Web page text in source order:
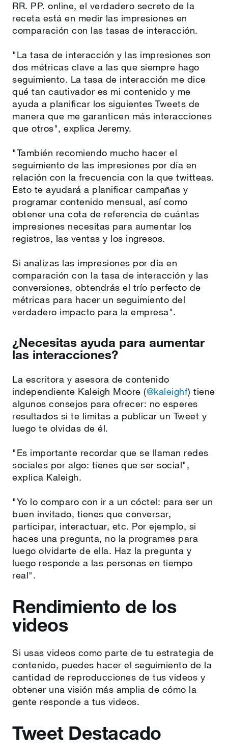
RR. PP. online, el verdadero secreto de la
receta está en medir las impresiones en
comparación con las tasas de interacción.
"La tasa de interacción y las impresiones son
dos métricas clave a las que siempre hago
seguimiento. La tasa de interacción me dice
qué tan cautivador es mi contenido y me
ayuda a planificar los siguientes Tweets de
manera que me garanticen más interacciones
que otros", explica Jeremy.
"También recomiendo mucho hacer el
seguimiento de las impresiones por día en
relación con la frecuencia con la que twitteas.
Esto te ayudará a planificar campañas y
programar contenido mensual, así como
obtener una cota de referencia de cuántas
impresiones necesitas para aumentar los
registros, las ventas y los ingresos.
Si analizas las impresiones por día en
comparación con la tasa de interacción y las
conversiones, obtendrás el trío perfecto de
métricas para hacer un seguimiento del
verdadero impacto para la empresa".
¿Necesitas ayuda para aumentar
las interacciones?
La escritora y asesora de contenido
independiente Kaleigh Moore (@kaleighf) tiene
algunos consejos para ofrecer: no esperes
resultados si te limitas a publicar un Tweet y
luego te olvidas de él.
"Es importante recordar que se llaman redes
sociales por algo: tienes que ser social",
explica Kaleigh.
"Yo lo comparo con ir a un cóctel: para ser un
buen invitado, tienes que conversar,
participar, interactuar, etc. Por ejemplo, si
haces una pregunta, no la programes para
luego olvidarte de ella. Haz la pregunta y
luego responde a las personas en tiempo
real".
Rendimiento de los
videos
Si usas videos como parte de tu estrategia de
contenido, puedes hacer el seguimiento de la
cantidad de reproducciones de tus videos y
obtener una visión más amplia de cómo la
gente responde a tus videos.
Tweet Destacado